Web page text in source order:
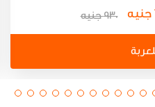
930 جنيه